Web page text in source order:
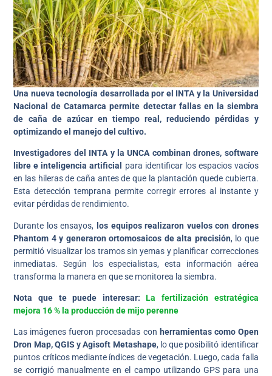
Una nueva tecnología desarrollada por el INTA y la Universidad
Nacional de Catamarca permite detectar fallas en la siembra
de caña de azúcar en tiempo real, reduciendo pérdidas y
optimizando el manejo del cultivo.
Investigadores del INTA y la UNCA combinan drones, software
libre e inteligencia artificial
para identificar los espacios vacíos
en las hileras de caña antes de que la plantación quede cubierta.
Esta detección temprana permite corregir errores al instante y
evitar pérdidas de rendimiento.
Durante los ensayos, los equipos realizaron vuelos con drones
Phantom 4 y generaron ortomosaicos de alta precisión, lo que
permitió visualizar los tramos sin yemas y planificar correcciones
inmediatas. Según los especialistas, esta información aérea
transforma la manera en que se monitorea la siembra.
Nota que te puede interesar: La fertilización estratégica
mejora 16 % la producción de mijo perenne
Las imágenes fueron procesadas con herramientas como Open
Dron Map, QGIS y Agisoft Metashape, lo que posibilitó identificar
puntos críticos mediante índices de vegetación. Luego, cada falla
se corrigió manualmente en el campo utilizando GPS para una